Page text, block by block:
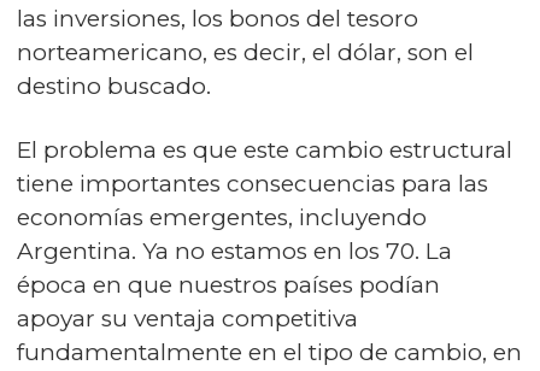
las inversiones, los bonos del tesoro
norteamericano, es decir, el dólar, son el
destino buscado.
El problema es que este cambio estructural
tiene importantes consecuencias para las
economías emergentes, incluyendo
Argentina. Ya no estamos en los 70. La
época en que nuestros países podían
apoyar su ventaja competitiva
fundamentalmente en el tipo de cambio, en